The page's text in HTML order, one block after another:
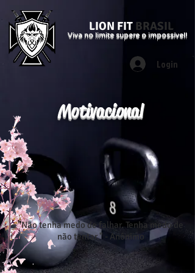
LION FIT BRASIL
Viva no limite supere o impossível!
Login
Motivacional
"Não tenha medo de falhar. Tenha medo de
não tentar." - Anônimo